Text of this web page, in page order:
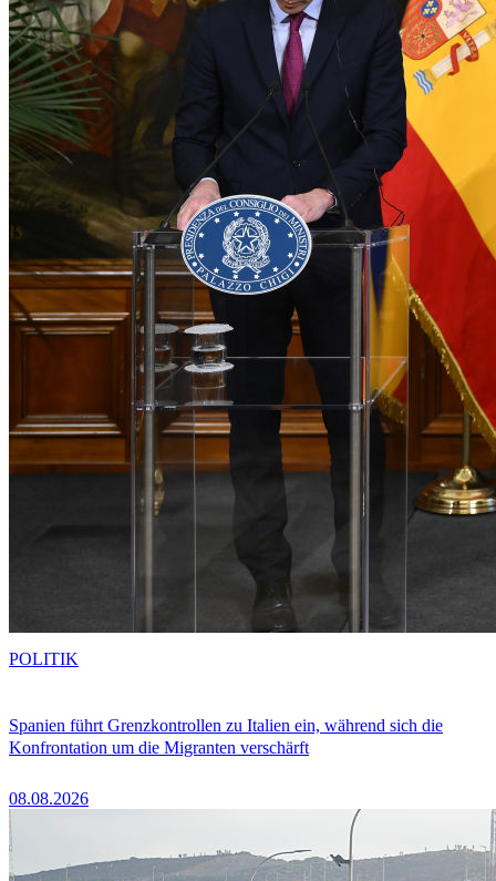
Spanien führt Grenzkontrollen zu Italien ein, während sich die
Konfrontation um die Migranten verschärft
08.08.2026
POLITIK